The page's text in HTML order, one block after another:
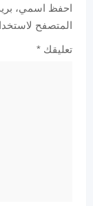
احفظ اسمي،
المتصفح
تعليقك *